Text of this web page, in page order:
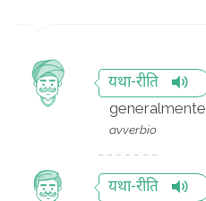
यथा-रीति
generalmente
avverbio
यथा-रीति